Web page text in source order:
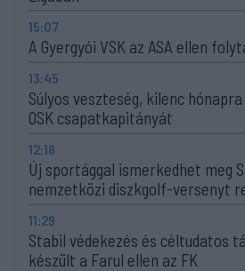
15:07
A Gyergyói VSK az ASA ellen
13:45
Súlyos veszteség, kilenc
OSK csapatkapitányát
12:18
Új sportággal ismerkedhet meg
nemzetközi diszkgolf-versenyt
11:29
Stabil védekezés és céltudatos
készült a Farul ellen az FK